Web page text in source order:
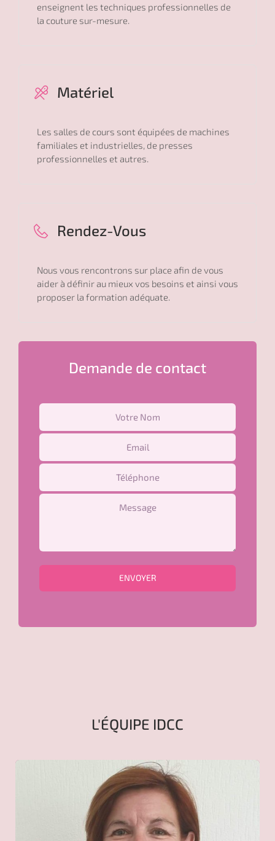
enseignent les techniques professionnelles de
la couture sur-mesure.
Matériel
Les salles de cours sont équipées de machines
familiales et industrielles, de presses
professionnelles et autres.
Rendez-Vous
Nous vous rencontrons sur place afin de vous
aider à définir au mieux vos besoins et ainsi vous
proposer la formation adéquate.
Demande de contact
L'ÉQUIPE IDCC